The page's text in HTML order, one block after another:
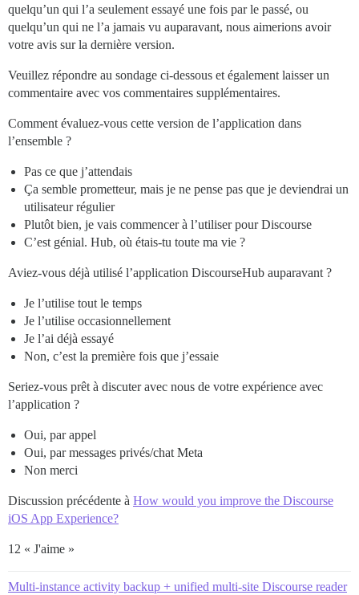
quelqu’un qui l’a seulement essayé une fois par le passé, ou
quelqu’un qui ne l’a jamais vu auparavant, nous aimerions avoir
votre avis sur la dernière version.
Veuillez répondre au sondage ci-dessous et également laisser un
commentaire avec vos commentaires supplémentaires.
Comment évaluez-vous cette version de l’application dans
l’ensemble ?
Pas ce que j’attendais
Ça semble prometteur, mais je ne pense pas que je deviendrai un
utilisateur régulier
Plutôt bien, je vais commencer à l’utiliser pour Discourse
C’est génial. Hub, où étais-tu toute ma vie ?
Aviez-vous déjà utilisé l’application DiscourseHub auparavant ?
Je l’utilise tout le temps
Je l’utilise occasionnellement
Je l’ai déjà essayé
Non, c’est la première fois que j’essaie
Seriez-vous prêt à discuter avec nous de votre expérience avec
l’application ?
Oui, par appel
Oui, par messages privés/chat Meta
Non merci
Discussion précédente à How would you improve the Discourse
iOS App Experience?
12 « J'aime »
Multi-instance activity backup + unified multi-site Discourse reader